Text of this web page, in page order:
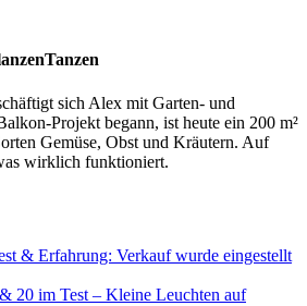
sich Alex mit Garten- und
Projekt begann, ist heute ein 200 m²
Gemüse, Obst und Kräutern. Auf
wirklich funktioniert.
& Erfahrung: Verkauf wurde eingestellt
20 im Test – Kleine Leuchten auf